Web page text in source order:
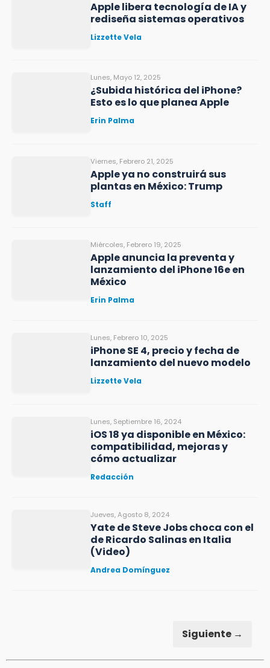
Apple libera tecnología de IA y
rediseña sistemas operativos
Lizzette Vela
Lunes, Mayo 12, 2025
¿Subida histórica del iPhone?
Esto es lo que planea Apple
Erin Palma
Viernes, Febrero 21, 2025
Apple ya no construirá sus
plantas en México: Trump
Staff
Miércoles, Febrero 19, 2025
Apple anuncia la preventa y
lanzamiento del iPhone 16e en
México
Erin Palma
Lunes, Febrero 10, 2025
iPhone SE 4, precio y fecha de
lanzamiento del nuevo modelo
Lizzette Vela
Lunes, Septiembre 16, 2024
iOS 18 ya disponible en México:
compatibilidad, mejoras y
cómo actualizar
Redacción
Jueves, Agosto 8, 2024
Yate de Steve Jobs choca con el
de Ricardo Salinas en Italia
(Video)
Andrea Domínguez
Siguiente →